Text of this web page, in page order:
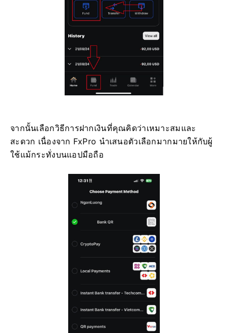
จากนั้นเลือกวิธีการฝากเงินที่คุณคิดว่าเหมาะสมและ
สะดวก เนื่องจาก FxPro นำเสนอตัวเลือกมากมายให้กับผู้
ใช้แม้กระทั่งบนแอปมือถือ